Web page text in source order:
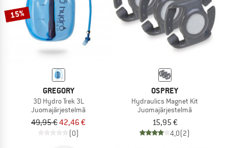
15%
GREGORY
3D Hydro Trek 3L
Juomajärjestelmä
49,95 €42,46 €
(0)
OSPREY
Hydraulics Magnet Kit
Juomajärjestelmä
15,95 €
4,0(2)